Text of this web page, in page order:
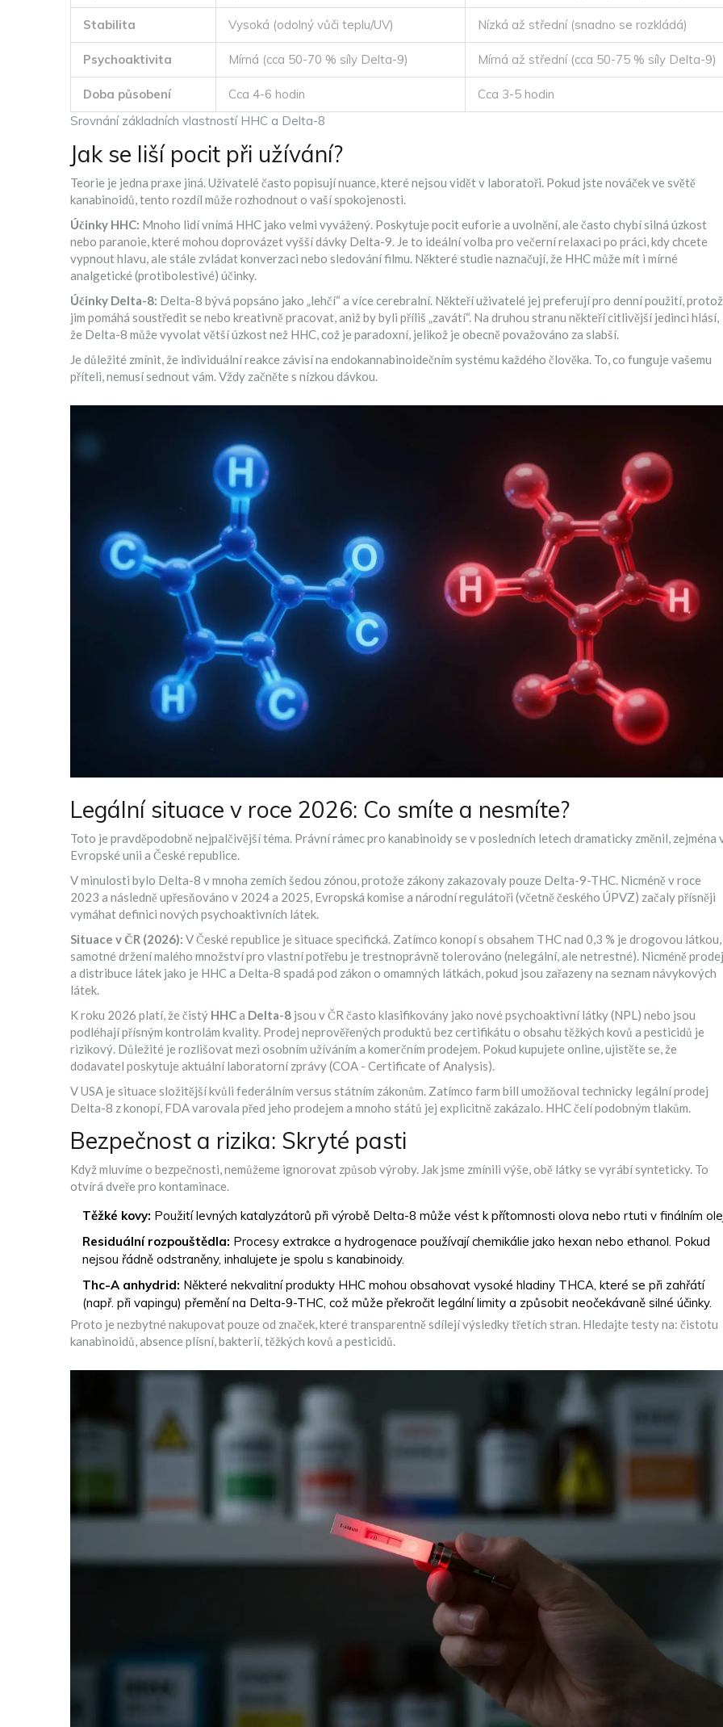
Srovnání základních vlastností HHC a Delta-8
Stabilita Vysoká (odolný vůči teplu/UV) Nízká až střední (snadno se rozkládá)
Psychoaktivita Mírná (cca 50-70 % síly Delta-9) Mírná až střední (cca 50-75 % síly Delta-9)
Doba působení Cca 4-6 hodin Cca 3-5 hodin
Jak se liší pocit při užívání?
Teorie je jedna praxe jiná. Uživatelé často popisují nuance, které nejsou vidět v laboratoři. Pokud jste nováček ve světě
kanabinoidů, tento rozdíl může rozhodnout o vaší spokojenosti.
Účinky HHC: Mnoho lidí vnímá HHC jako velmi vyvážený. Poskytuje pocit euforie a uvolnění, ale často chybí silná úzkost
nebo paranoie, které mohou doprovázet vyšší dávky Delta-9. Je to ideální volba pro večerní relaxaci po práci, kdy chcete
vypnout hlavu, ale stále zvládat konverzaci nebo sledování filmu. Některé studie naznačují, že HHC může mít i mírné
analgetické (protibolestivé) účinky.
Účinky Delta-8: Delta-8 bývá popsáno jako „lehčí“ a více cerebralní. Někteří uživatelé jej preferují pro denní použití,
jim pomáhá soustředit se nebo kreativně pracovat, aniž by byli příliš „zavátí“. Na druhou stranu někteří citlivější jedinci hlásí,
že Delta-8 může vyvolat větší úzkost než HHC, což je paradoxní, jelikož je obecně považováno za slabší.
Je důležité zmínit, že individuální reakce závisí na endokannabinoidečním systému každého člověka. To, co funguje vašemu
příteli, nemusí sednout vám. Vždy začněte s nízkou dávkou.
Legální situace v roce 2026: Co smíte a nesmíte?
Toto je pravděpodobně nejpalčivější téma. Právní rámec pro kanabinoidy se v posledních letech dramaticky změnil, zejména
Evropské unii a České republice.
V minulosti bylo Delta-8 v mnoha zemích šedou zónou, protože zákony zakazovaly pouze Delta-9-THC. Nicméně v roce
2023 a následně upřesňováno v 2024 a 2025, Evropská komise a národní regulátoři (včetně českého ÚPVZ) začaly přísněji
vymáhat definici nových psychoaktivních látek.
Situace v ČR (2026): V České republice je situace specifická. Zatímco konopí s obsahem THC nad 0,3 % je drogovou látkou,
samotné držení malého množství pro vlastní potřebu je trestnoprávně tolerováno (nelegální, ale netrestné). Nicméně prodej
a distribuce látek jako je HHC a Delta-8 spadá pod zákon o omamných látkách, pokud jsou zařazeny na seznam návykových
látek.
K roku 2026 platí, že čistý HHCa Delta-8 jsou v ČR často klasifikovány jako nové psychoaktivní látky (NPL) nebo jsou
podléhají přísným kontrolám kvality. Prodej neprověřených produktů bez certifikátu o obsahu těžkých kovů a pesticidů je
rizikový. Důležité je rozlišovat mezi osobním užíváním a komerčním prodejem. Pokud kupujete online, ujistěte se, že
dodavatel poskytuje aktuální laboratorní zprávy (COA - Certificate of Analysis).
V USA je situace složitější kvůli federálním versus státním zákonům. Zatímco farm bill umožňoval technicky legální prodej
Delta-8 z konopí, FDA varovala před jeho prodejem a mnoho států jej explicitně zakázalo. HHC čelí podobným tlakům.
Bezpečnost a rizika: Skryté pasti
Když mluvíme o bezpečnosti, nemůžeme ignorovat způsob výroby. Jak jsme zmínili výše, obě látky se vyrábí synteticky. To
otvírá dveře pro kontaminace.
Těžké kovy: Použití levných katalyzátorů při výrobě Delta-8 může vést k přítomnosti olova nebo rtuti v finálním
Residuální rozpouštědla: Procesy extrakce a hydrogenace používají chemikálie jako hexan nebo ethanol. Pokud
nejsou řádně odstraněny, inhalujete je spolu s kanabinoidy.
Thc-A anhydrid: Některé nekvalitní produkty HHC mohou obsahovat vysoké hladiny THCA, které se při zahřátí
(např. při vapingu) přemění na Delta-9-THC, což může překročit legální limity a způsobit neočekávaně silné účinky.
Proto je nezbytné nakupovat pouze od značek, které transparentně sdílejí výsledky třetích stran. Hledajte testy na: čistotu
kanabinoidů, absence plísní, bakterií, těžkých kovů a pesticidů.